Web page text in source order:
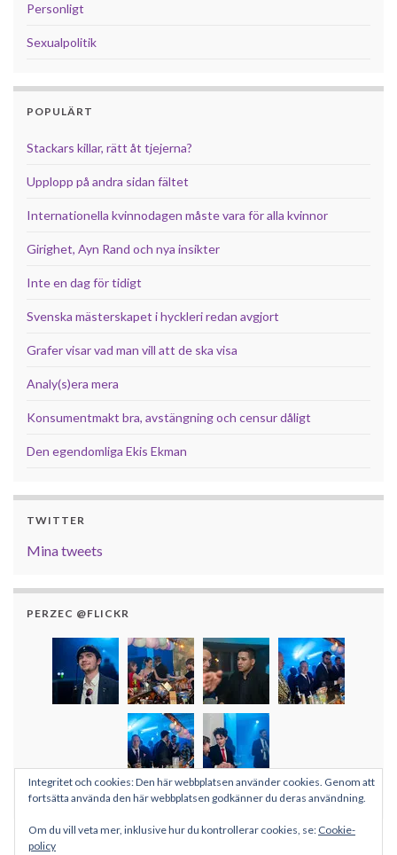
Personligt
Sexualpolitik
POPULÄRT
Stackars killar, rätt åt tjejerna?
Upplopp på andra sidan fältet
Internationella kvinnodagen måste vara för alla kvinnor
Girighet, Ayn Rand och nya insikter
Inte en dag för tidigt
Svenska mästerskapet i hyckleri redan avgjort
Grafer visar vad man vill att de ska visa
Analy(s)era mera
Konsumentmakt bra, avstängning och censur dåligt
Den egendomliga Ekis Ekman
TWITTER
Mina tweets
PERZEC @FLICKR
Fler bilder
Integritet och cookies: Den här webbplatsen använder cookies. Genom att
fortsätta använda den här webbplatsen godkänner du deras användning.
Om du vill veta mer, inklusive hur du kontrollerar cookies, se: Cookie-
policy